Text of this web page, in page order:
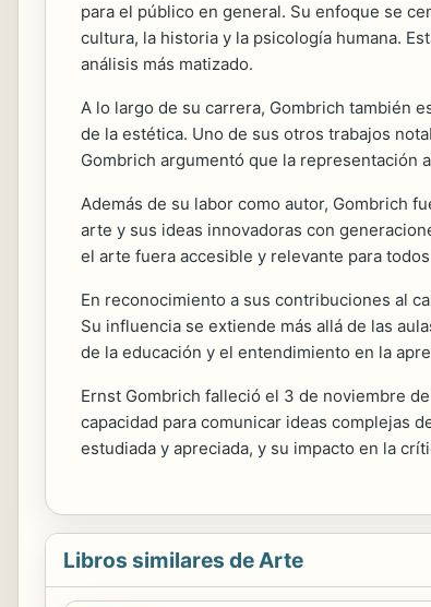
para el público en general. Su enfoque se
cultura, la historia y la psicología humana.
análisis más matizado.
A lo largo de su carrera, Gombrich también
de la estética. Uno de sus otros trabajos
Gombrich argumentó que la representación
Además de su labor como autor, Gombrich
arte y sus ideas innovadoras con
el arte fuera accesible y relevante para
En reconocimiento a sus contribuciones al
Su influencia se extiende más allá de las
de la educación y el entendimiento en la
Ernst Gombrich falleció el 3 de noviembre
capacidad para comunicar ideas complejas
estudiada y apreciada, y su impacto en la
Libros similares de Arte